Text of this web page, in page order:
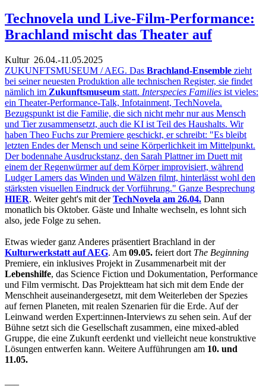
Technovela und Live-Film-Performance:
Brachland mischt das Theater auf
Kultur26.04.-11.05.2025
ZUKUNFTSMUSEUM / AEG. Das Brachland-Ensemble zieht
bei seiner neuesten Produktion alle technischen Register, sie findet
nämlich im Zukunftsmuseum statt. Interspecies Families ist vieles:
ein Theater-Performance-Talk, Infotainment, TechNovela.
Bezugspunkt ist die Familie, die sich nicht mehr nur aus Mensch
und Tier zusammensetzt, auch die KI ist Teil des Haushalts. Wir
haben Theo Fuchs zur Premiere geschickt, er schreibt: "Es bleibt
letzten Endes der Mensch und seine Körperlichkeit im Mittelpunkt.
Der bodennahe Ausdruckstanz, den Sarah Plattner im Duett mit
einem der Regenwürmer auf dem Körper improvisiert, während
Ludger Lamers das Winden und Wälzen filmt, hinterlässt wohl den
stärksten visuellen Eindruck der Vorführung." Ganze Besprechung
HIER. Weiter geht's mit derTechNovela am 26.04. Dann
monatlich bis Oktober. Gäste und Inhalte wechseln, es lohnt sich
also, jede Folge zu sehen.
Etwas wieder ganz Anderes präsentiert Brachland in der
Kulturwerkstatt auf AEG. Am 09.05. feiert dort The Beginning
Premiere, ein inklusives Projekt in Zusammenarbeit mit der
Lebenshilfe, das Science Fiction und Dokumentation, Performance
und Film vermischt. Das Projektteam hat sich mit dem Ende der
Menschheit auseinandergesetzt, mit dem Weiterleben der Spezies
auf fernen Planeten, mit realen Szenarien für die Erde. Auf der
Leinwand werden Expert:innen-Interviews zu sehen sein. Auf der
Bühne setzt sich die Gesellschaft zusammen, eine mixed-abled
Gruppe, die eine Zukunft eerdenkt und vielleicht neue konstruktive
Lösungen entwerfen kann. Weitere Aufführungen am 10. und
11.05.